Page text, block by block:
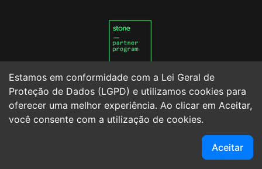
Termos de uso para usuários
Termos de uso para produtores
Estamos em conformidade com a Lei Geral de
Proteção de Dados (LGPD) e utilizamos cookies para
oferecer uma melhor experiência. Ao clicar em Aceitar,
você consente com a utilização de cookies.
Aceitar